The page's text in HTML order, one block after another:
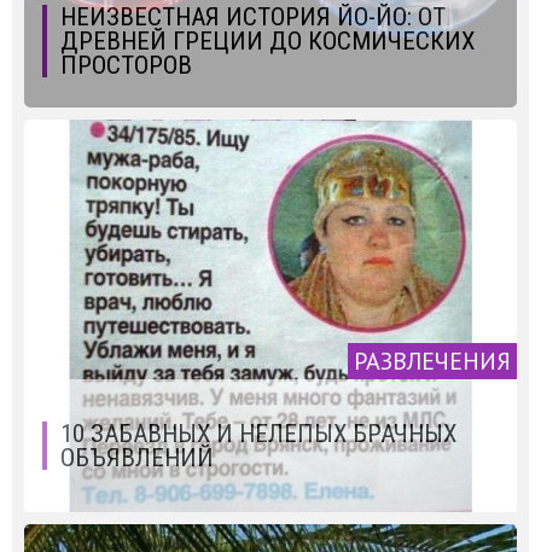
НЕИЗВЕСТНАЯ ИСТОРИЯ ЙО-ЙО: ОТ
ДРЕВНЕЙ ГРЕЦИИ ДО КОСМИЧЕСКИХ
ПРОСТОРОВ
РАЗВЛЕЧЕНИЯ
10 ЗАБАВНЫХ И НЕЛЕПЫХ БРАЧНЫХ
ОБЪЯВЛЕНИЙ